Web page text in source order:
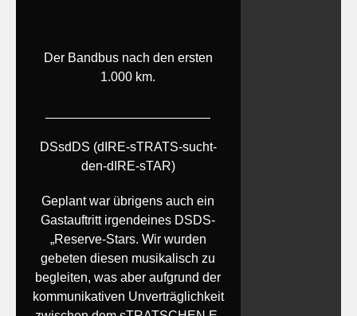
Der Bandbus nach den ersten
1.000 km.
DSsdDS (dIRE-sTRATS-sucht-
den-dIRE-sTAR)
Geplant war übrigens auch ein
Gastauftritt irgendeines DSDS-
„Reserve-Stars. Wir wurden
gebeten diesen musikalisch zu
begleiten, was aber aufgrund der
kommunikativen Unverträglichkeit